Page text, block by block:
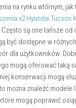
na rynku wtórnym,
x2 Hyundai Tucson
są one tańsze od
być dostępne w
dla użytkowników.
mogą oferować taką
konserwacji mogą
można znaleźć modele
mogą poprawić